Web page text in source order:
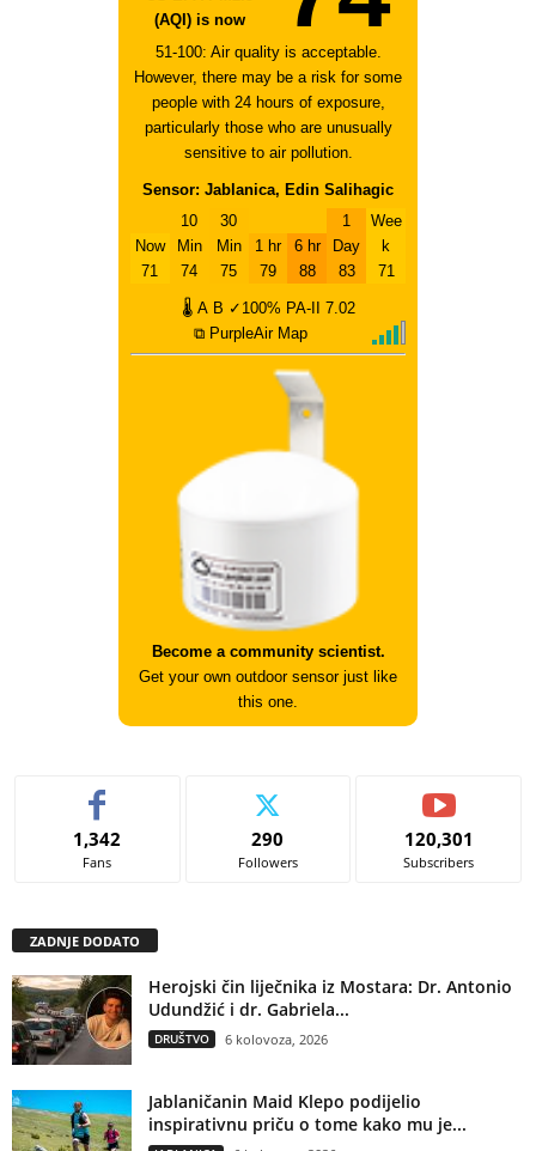
(AQI) is now
51-100: Air quality is acceptable.
However, there may be a risk for some
people with 24 hours of exposure,
particularly those who are unusually
sensitive to air pollution.
Sensor: Jablanica, Edin Salihagic
Now
71
10
Min
74
30
Min
75
1 hr
79
6 hr
88
1
Day
83
Wee
k
71
🌡 A B ✓100% PA-II
7.02
⧉ PurpleAir Map
Become a community scientist.
Get your own outdoor sensor just like
this one.
1,342
Fans
290
Followers
120,301
Subscribers
ZADNJE DODATO
Herojski čin liječnika iz Mostara: Dr. Antonio
Udundžić i dr. Gabriela...
DRUŠTVO 6 kolovoza, 2026
Jablaničanin Maid Klepo podijelio
inspirativnu priču o tome kako mu je...